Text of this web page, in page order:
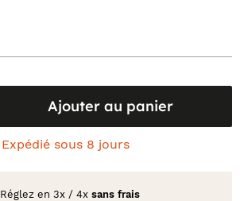
Ajouter au panier
Expédié sous 8 jours
Réglez en 3x / 4x sans frais